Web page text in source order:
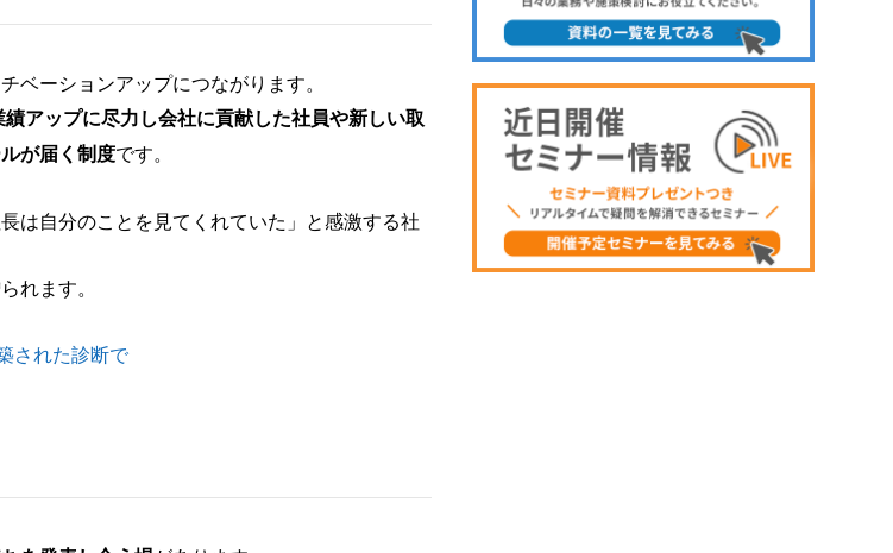
ベーションアップにつながります。
績アップに尽力し会社に貢献した社員や新しい取
が届く制度です。
は自分のことを見てくれていた」と感激する社
れます。
された診断で